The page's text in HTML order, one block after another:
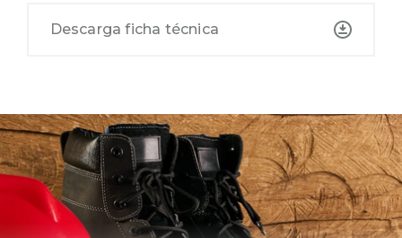
Descarga ficha técnica